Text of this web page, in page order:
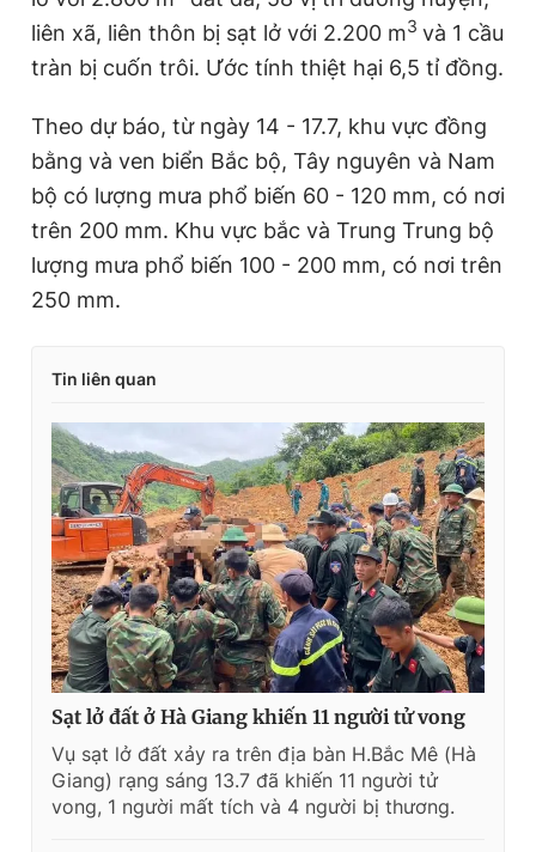
liên xã, liên thôn bị sạt lở với 2.200 m3 và 1 cầu
tràn bị cuốn trôi. Ước tính thiệt hại 6,5 tỉ đồng.
Theo dự báo, từ ngày 14 - 17.7, khu vực đồng
bằng và ven biển Bắc bộ, Tây nguyên và Nam
bộ có lượng mưa phổ biến 60 - 120 mm, có nơi
trên 200 mm. Khu vực bắc và Trung Trung bộ
lượng mưa phổ biến 100 - 200 mm, có nơi trên
250 mm.
Tin liên quan
Sạt lở đất ở Hà Giang khiến 11 người tử vong
Vụ sạt lở đất xảy ra trên địa bàn H.Bắc Mê (Hà
Giang) rạng sáng 13.7 đã khiến 11 người tử
vong, 1 người mất tích và 4 người bị thương.